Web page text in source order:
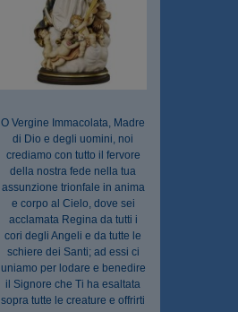
O Vergine Immacolata, Madre
di Dio e degli uomini, noi
crediamo con tutto il fervore
della nostra fede nella tua
assunzione trionfale in anima
e corpo al Cielo, dove sei
acclamata Regina da tutti i
cori degli Angeli e da tutte le
schiere dei Santi; ad essi ci
uniamo per lodare e benedire
il Signore che Ti ha esaltata
sopra tutte le creature e offrirti